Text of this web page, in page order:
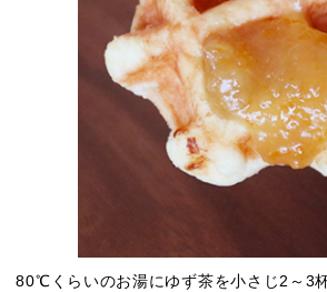
80℃くらいのお湯にゆず茶を小さじ2～3